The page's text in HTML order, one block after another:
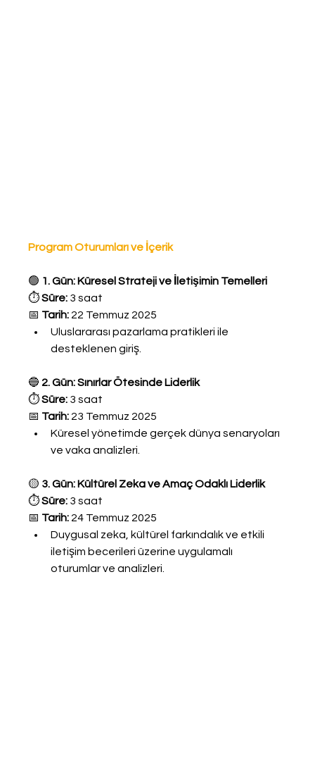
Program Oturumları ve İçerik
🟢 1. Gün: Küresel Strateji ve İletişimin Temelleri
⏱️ Süre: 3 saat
📅 Tarih: 22 Temmuz 2025
Uluslararası pazarlama pratikleri ile
desteklenen giriş.
🔵 2. Gün: Sınırlar Ötesinde Liderlik
⏱️ Süre: 3 saat
📅 Tarih: 23 Temmuz 2025
Küresel yönetimde gerçek dünya senaryoları
ve vaka analizleri.
🟡 3. Gün: Kültürel Zeka ve Amaç Odaklı Liderlik
⏱️ Süre: 3 saat
📅 Tarih: 24 Temmuz 2025
Duygusal zeka, kültürel farkındalık ve etkili
iletişim becerileri üzerine uygulamalı
oturumlar ve analizleri.